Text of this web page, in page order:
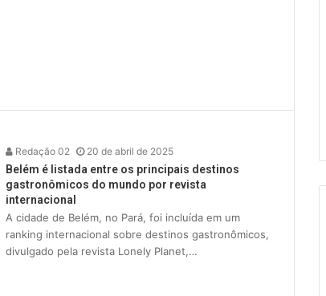
Redação 02 20 de abril de 2025
Belém é listada entre os principais destinos
gastronômicos do mundo por revista
internacional
A cidade de Belém, no Pará, foi incluída em um
ranking internacional sobre destinos gastronômicos,
divulgado pela revista Lonely Planet,…